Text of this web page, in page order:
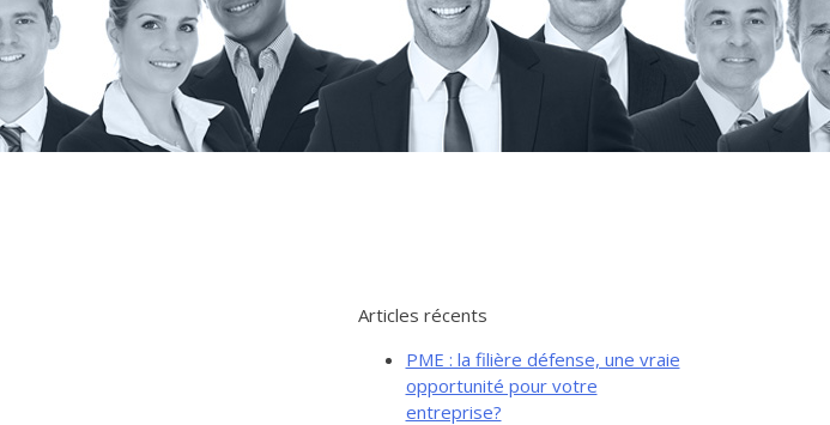
Articles récents
PME : la filière défense, une vraie
opportunité pour votre
entreprise?